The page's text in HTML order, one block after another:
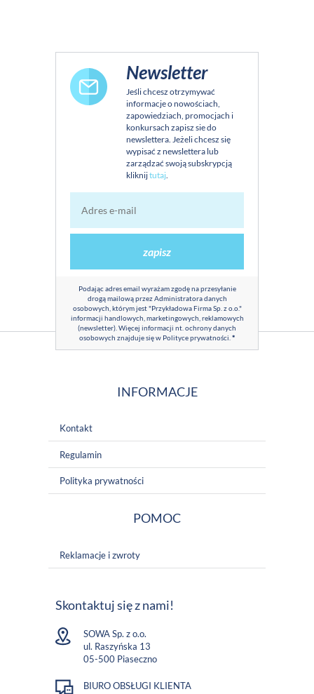
Newsletter
Jeśli chcesz otrzymywać
informacje o nowościach,
zapowiedziach, promocjach i
konkursach zapisz sie do
newslettera. Jeżeli chcesz się
wypisać z newslettera lub
zarządzać swoją subskrypcją
kliknijtutaj.
zapisz
Podając adres email wyrażam zgodę na przesyłanie
drogą mailową przez Administratora danych
osobowych, którym jest "Przykładowa Firma Sp. z o.o."
informacji handlowych, marketingowych, reklamowych
(newsletter). Więcej informacji nt. ochrony danych
osobowych znajduje się w Polityce prywatności *
INFORMACJE
Kontakt
Regulamin
Polityka prywatności
POMOC
Reklamacje i zwroty
Skontaktuj się z nami!
SOWA Sp. z o.o.
ul. Raszyńska 13
05-500 Piaseczno
BIURO OBSŁUGI KLIENTA